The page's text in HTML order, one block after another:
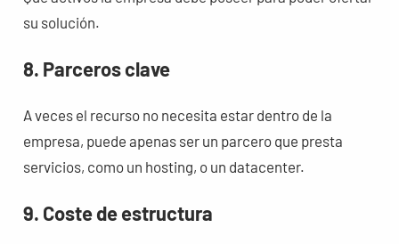
su solución.
8. Parceros clave
A veces el recurso no necesita estar dentro de la
empresa, puede apenas ser un parcero que presta
servicios, como un hosting, o un datacenter.
9. Coste de estructura